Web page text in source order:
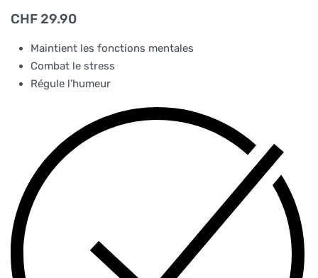
CHF 29.90
Maintient les fonctions mentales
Combat le stress
Régule l’humeur